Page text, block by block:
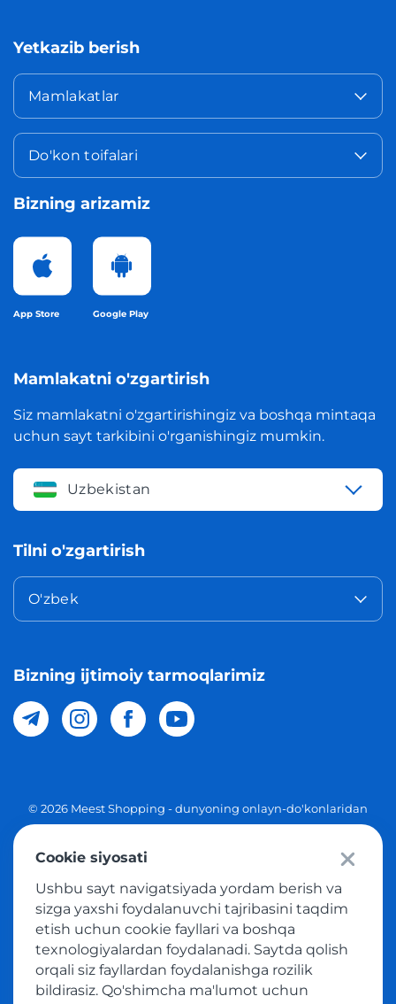
Yetkazib berish
Mamlakatlar
Do'kon toifalari
Bizning arizamiz
App Store Google Play
Mamlakatni o'zgartirish
Siz mamlakatni o'zgartirishingiz va boshqa mintaqa
uchun sayt tarkibini o'rganishingiz mumkin.
Uzbekistan
Tilni o'zgartirish
O'zbek
Bizning ijtimoiy tarmoqlarimiz
© 2026 Meest Shopping - dunyoning onlayn-do'konlaridan
Ommaviy taklif
Tovar sotib olish xizmatidan foydalanish shartlari
Cookie siyosati
Ushbu sayt navigatsiyada yordam berish va
sizga yaxshi foydalanuvchi tajribasini taqdim
etish uchun cookie fayllari va boshqa
texnologiyalardan foydalanadi. Saytda qolish
orqali siz fayllardan foydalanishga rozilik
bildirasiz. Qo'shimcha ma'lumot uchun